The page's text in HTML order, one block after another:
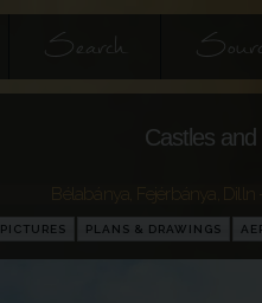
Search
Castles
PICTURES PLANS & DRAWINGS